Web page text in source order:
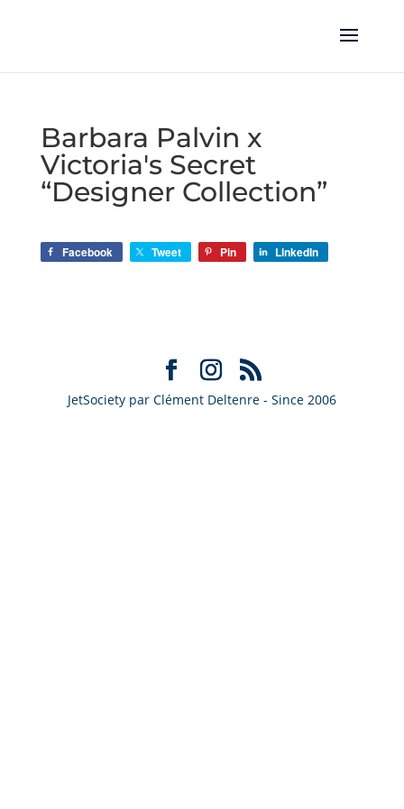
Barbara Palvin x
Victoria's Secret
“Designer Collection”
Facebook Tweet Pin LinkedIn
JetSociety par Clément Deltenre - Since 2006